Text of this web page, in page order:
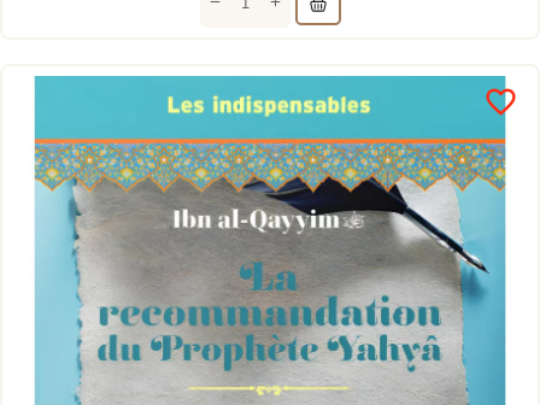
favorite_border